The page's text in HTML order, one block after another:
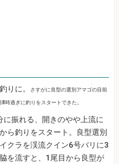
りに。 さすがに良型の選別アマゴの目前
時過ぎに釣りをスタートできた。
振れる、開きのやや上流に
ら釣りをスタート。良型選別
クラを渓流クイン6号バリに3
を流すと、1尾目から良型が